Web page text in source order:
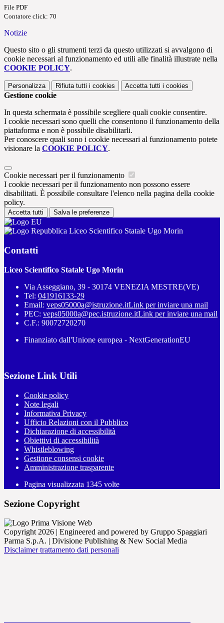
File PDF
Contatore click: 70
Notizie
Questo sito o gli strumenti terzi da questo utilizzati si avvalgono di
cookie necessari al funzionamento ed utili alle finalità illustrate nella
COOKIE POLICY.
Personalizza Rifiuta tutti i cookies Accetta tutti i cookies
Gestione cookie
In questa schermata è possibile scegliere quali cookie consentire.
I cookie necessari sono quelli che consentono il funzionamento della
piattaforma e non è possibile disabilitarli.
Per conoscere quali sono i cookie necessari al funzionamento potete
visionare la COOKIE POLICY.
Cookie necessari per il funzionamento
I cookie necessari per il funzionamento non possono essere
disabilitati. È possibile consultare l'elenco nella pagina della cookie
policy.
Accetta tutti Salva le preferenze
Liceo Scientifico Statale Ugo Morin
Contatti
Liceo Scientifico Statale Ugo Morin
Via Asseggiano, 39 - 30174 VENEZIA MESTRE(VE)
Tel: 041916133-29
Email: veps05000a@istruzione.itLink per inviare una mail
PEC: veps05000a@pec.istruzione.itLink per inviare una mail
C.F.: 90072720270
Finanziato dall'Unione europea - NextGenerationEU
Sezione Link Utili
Cookie policy
Note legali
Informativa Privacy
Ufficio Relazioni con il Pubblico
Dichiarazione di accessibilità
Obiettivi di accessibilità
Whistleblowing
Gestione consensi cookie
Amministrazione trasparente
Pagina visualizzata 1345 volte
Sezione Copyright
Copyright 2026 | Engineered and powered by Gruppo Spaggiari
Parma S.p.A. | Divisione Publishing & New Social Media
Disclaimer trattamento dati personali